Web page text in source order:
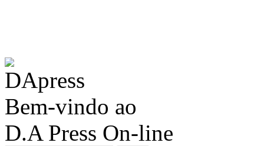
Bem-vindo ao
D.A Press On-line